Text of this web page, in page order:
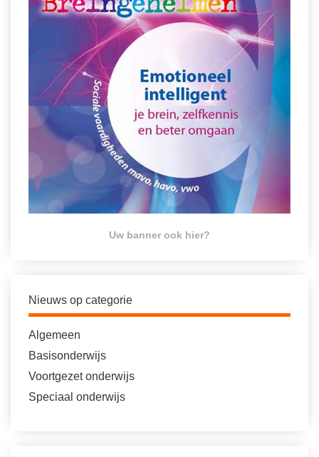
Uw banner ook hier?
Nieuws op categorie
Algemeen
Basisonderwijs
Voortgezet onderwijs
Speciaal onderwijs